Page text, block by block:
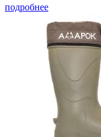
подробнее